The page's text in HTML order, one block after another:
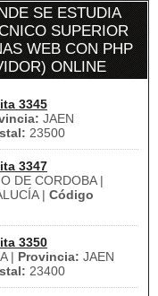
SE ESTUDIA
SUPERIOR
WEB CON PHP
ONLINE
3345
JAEN
23500
3347
DE CORDOBA |
| Código
3350
| Provincia: JAEN
23400